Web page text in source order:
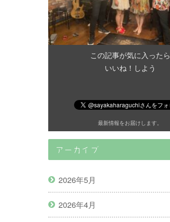
この記事が気に入ったら
いいね！しよう
最新情報をお届けします。
アーカイブ
2026年5月
2026年4月